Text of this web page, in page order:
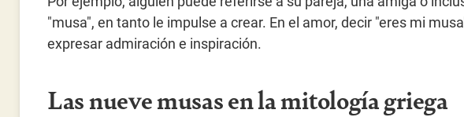
"musa", en tanto le impulse a crear. En el amor, decir "eres mi
expresar admiración e inspiración.
Las nueve musas en la mitología griega